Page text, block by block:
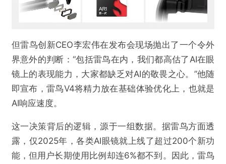
但雷鸟创新CEO李宏伟在发布会现场抛出了一个令外
界意外的判断：“包括雷鸟在内，我们都高估了AI在眼
镜上的表现能力，大家都缺乏对AI的敬畏之心。”他随
即宣布，雷鸟V4将精力放在基础体验优化上，也就是
AI响应速度。
这一决策背后的逻辑，源于一组数据。据雷鸟方面透
露，仅2025年，各类AI眼镜就上线了超过200个新功
能，但用户长期使用比例却连6%都不到。因此，雷鸟